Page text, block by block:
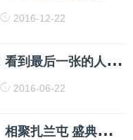
2016-12-22
世
界级艳照！看到最后一张的人心都炸了！
2016-06-22
【
图说内蒙】相聚扎兰屯 盛典冰雪节